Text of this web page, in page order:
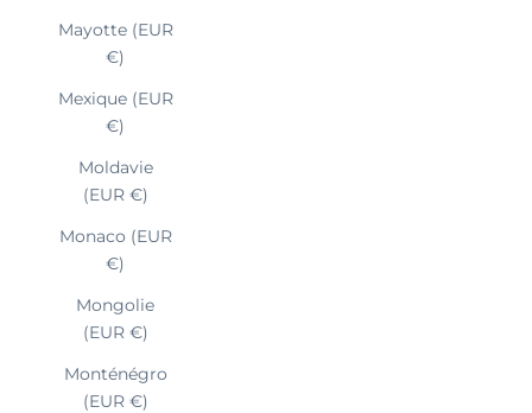
Mayotte (EUR
€)
Mexique (EUR
€)
Moldavie
(EUR €)
Monaco (EUR
€)
Mongolie
(EUR €)
Monténégro
(EUR €)